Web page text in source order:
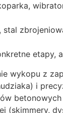
etapy,
wykopu z
i
(skimmery,